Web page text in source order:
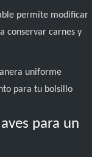
permite modificar
conservar carnes y
uniforme
para tu bolsillo
para un